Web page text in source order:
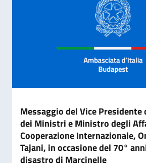
Messaggio del Vice Presidente
dei Ministri e Ministro degli
Cooperazione Internazionale,
Tajani, in occasione del 70°
disastro di Marcinelle